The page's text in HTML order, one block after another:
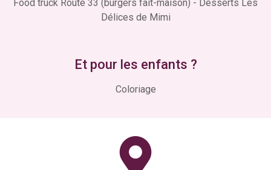
Food truck Route 33 (burgers fait-maison) - Desserts Les
Délices de Mimi
Et pour les enfants ?
Coloriage